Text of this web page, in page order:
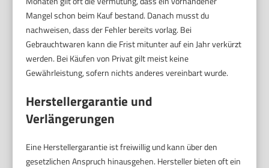
Mangel schon beim Kauf bestand. Danach musst du
nachweisen, dass der Fehler bereits vorlag. Bei
Gebrauchtwaren kann die Frist mitunter auf ein Jahr verkürzt
werden. Bei Käufen von Privat gilt meist keine
Gewährleistung, sofern nichts anderes vereinbart wurde.
Herstellergarantie und
Verlängerungen
Eine Herstellergarantie ist freiwillig und kann über den
gesetzlichen Anspruch hinausgehen. Hersteller bieten oft ein